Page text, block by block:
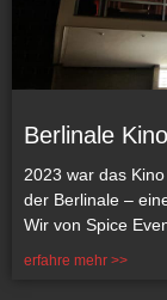
Berlinale
2023 war das
der Berlinale –
Wir von Spice
erfahre mehr >>